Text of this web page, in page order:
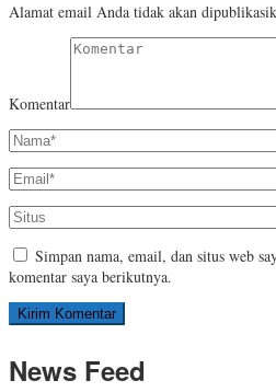
Alamat email Anda tidak akan
Komentar
Simpan nama, email, dan situs web
komentar saya berikutnya.
News Feed